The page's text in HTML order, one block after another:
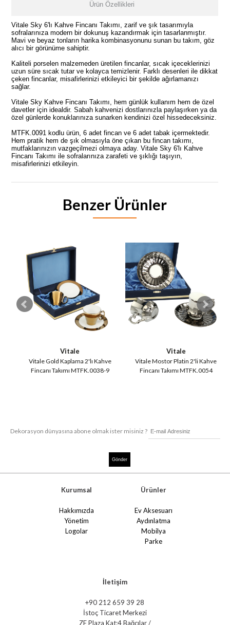
Ürün Özellikleri
Vitale Sky 6'lı Kahve Fincanı Takımı, zarif ve şık tasarımıyla
sofralarınıza modern bir dokunuş kazandırmak için tasarlanmıştır.
Mavi ve beyaz tonların harika kombinasyonunu sunan bu takım, göz
alıcı bir görünüme sahiptir.
Kaliteli porselen malzemeden üretilen fincanlar, sıcak içeceklerinizi
uzun süre sıcak tutar ve kolayca temizlenir. Farklı desenleri ile dikkat
çeken fincanlar, misafirlerinizi etkileyici bir şekilde ağırlamanızı
sağlar.
Vitale Sky Kahve Fincanı Takımı, hem günlük kullanım hem de özel
davetler için idealdir. Sabah kahvenizi dostlarınızla paylaşırken ya da
özel günlerde konuklarınıza sunarken kendinizi özel hissedeceksiniz.
MTFK.0091 kodlu ürün, 6 adet fincan ve 6 adet tabak içermektedir.
Hem pratik hem de şık olmasıyla öne çıkan bu fincan takımı,
mutfaklarınızın vazgeçilmezi olmaya aday. Vitale Sky 6'lı Kahve
Fincanı Takımı ile sofralarınıza zarafeti ve şıklığı taşıyın,
misafirlerinizi etkileyin.
Benzer Ürünler
Vitale
Vitale Gold Kaplama 2'lı Kahve
Fincanı Takımı MTFK.0038-9
Vitale
Vitale Mostor Platin 2'li Kahve
Fincanı Takımı MTFK.0054
Dekorasyon dünyasına abone olmak ister misiniz ?
Kurumsal
Hakkımızda
Yönetim
Logolar
Ürünler
Ev Aksesuarı
Aydınlatma
Mobilya
Parke
İletişim
+90 212 659 39 28
İstoç Ticaret Merkezi
ZE Plaza Kat:4 Bağcılar /